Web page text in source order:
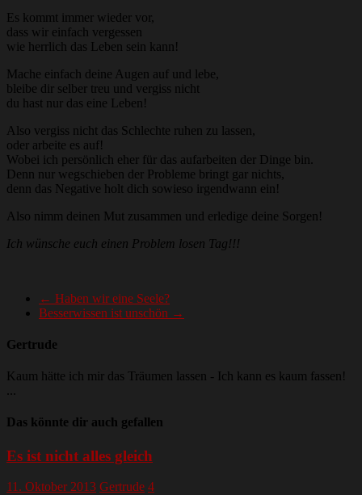
Es kommt immer wieder vor,
dass wir einfach vergessen
wie herrlich das Leben sein kann!
Mache einfach deine Augen auf und lebe,
bleibe dir selber treu und vergiss nicht
du hast nur das eine Leben!
Also vergiss nicht das Schlechte ruhen zu lassen,
oder arbeite es auf!
Wobei ich persönlich eher für das aufarbeiten der Dinge bin.
Denn nur wegschieben der Probleme bringt gar nichts,
denn das Negative holt dich sowieso irgendwann ein!
Also nimm deinen Mut zusammen und erledige deine Sorgen!
Ich wünsche euch einen Problem losen Tag!!!
← Haben wir eine Seele?
Besserwissen ist unschön →
Gertrude
Kaum hätte ich mir das Träumen lassen - Ich kann es kaum fassen!
Das könnte dir auch gefallen
Es ist nicht alles gleich
11. Oktober 2013 Gertrude 4